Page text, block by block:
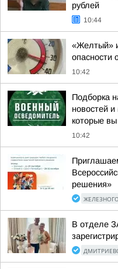
рублей
10:44
«Желтый»
опасности
10:42
Подборка
новостей
которые
10:42
решения»
В отделе